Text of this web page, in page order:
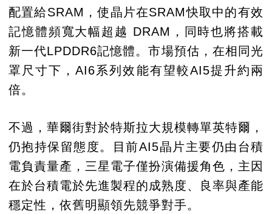
配置給SRAM，使晶片在SRAM快取中的有效
記憶體頻寬大幅超越 DRAM，同時也將搭載
新一代LPDDR6記憶體。市場預估，在相同光
罩尺寸下，AI6系列效能有望較AI5提升約兩
倍。
不過，華爾街對於特斯拉大規模轉單英特爾，
仍抱持保留態度。目前AI5晶片主要仍由台積
電負責量產，三星電子僅扮演備援角色，主因
在於台積電於先進製程的成熟度、良率與產能
穩定性，依舊明顯領先競爭對手。